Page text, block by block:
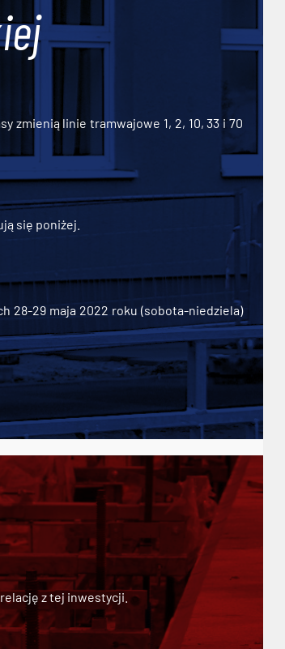
zmienią linie tramwajowe 1, 2, 10, 33 i 70
się poniżej.
28-29 maja 2022 roku (sobota-niedziela)
z tej inwestycji.